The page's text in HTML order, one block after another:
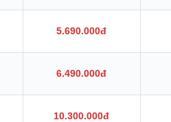
5.690.000đ
6.490.000đ
10.300.000đ